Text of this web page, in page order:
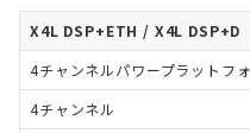
X4L DSP+ETH / X4L DSP+D
4チャンネルパワープラットフ
4チャンネル